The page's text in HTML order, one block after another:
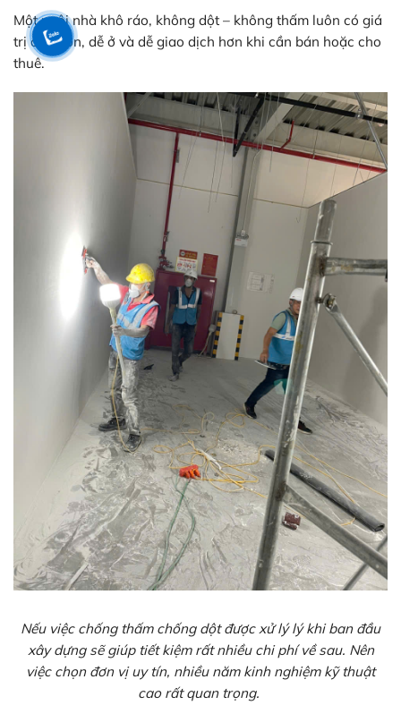
Một ngôi nhà khô ráo, không dột – không thấm luôn có giá
trị cao hơn, dễ ở và dễ giao dịch hơn khi cần bán hoặc cho
thuê.
Nếu việc chống thấm chống dột được xử lý lý khi ban đầu
xây dựng sẽ giúp tiết kiệm rất nhiều chi phí về sau. Nên
việc chọn đơn vị uy tín, nhiều năm kinh nghiệm kỹ thuật
cao rất quan trọng.